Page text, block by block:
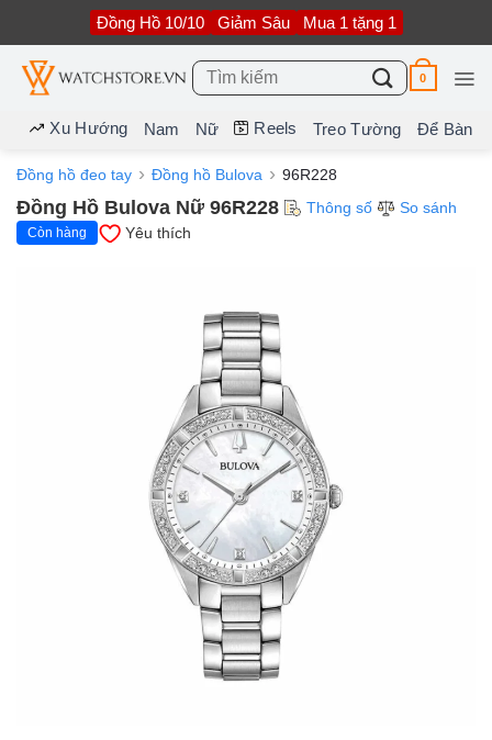
nội
dung
Đồng Hồ 10/10 Giảm Sâu Mua 1 tặng 1
Tìm
kiếm:
0
Xu Hướng Nam Nữ Reels Treo Tường Để Bàn
Đồng hồ đeo tay Đồng hồ Bulova 96R228
Đồng Hồ Bulova Nữ 96R228 Thông số So sánh
Còn hàng Yêu thích